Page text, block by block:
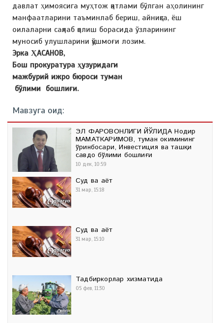
давлат ҳимоясига муҳтож қатлами бўлган аҳолининг
манфаатларини таъминлаб бериш, айниқса, ёш
оилаларни сақлаб қолиш борасида ўзларининг
муносиб улушларини қўшмоғи лозим.
Эрка ҲАСАНОВ,
Бош прокуратура ҳузуридаги
мажбурий ижро бюроси туман
бўлими бошлиғи.
Мавзуга оид:
ЭЛ ФАРОВОНЛИГИ ЙЎЛИДА Нодир
МАМАТКАРИМОВ, туман ҳокимининг
ўринбосари, Инвестиция ва ташқи
савдо бўлими бошлиғи
10 дек, 10:59
Суд ва ҳаёт
31 мар, 15:18
Суд ва ҳаёт
31 мар, 15:10
Тадбиркорлар хизматида
05 фев, 11:30